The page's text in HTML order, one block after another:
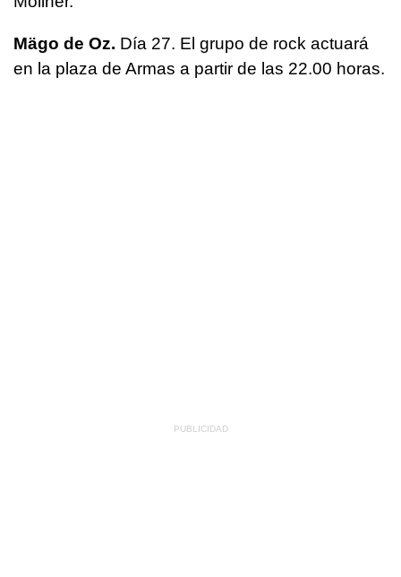
Mägo de Oz. Día 27. El grupo de rock actuará
en la plaza de Armas a partir de las 22.00 horas.